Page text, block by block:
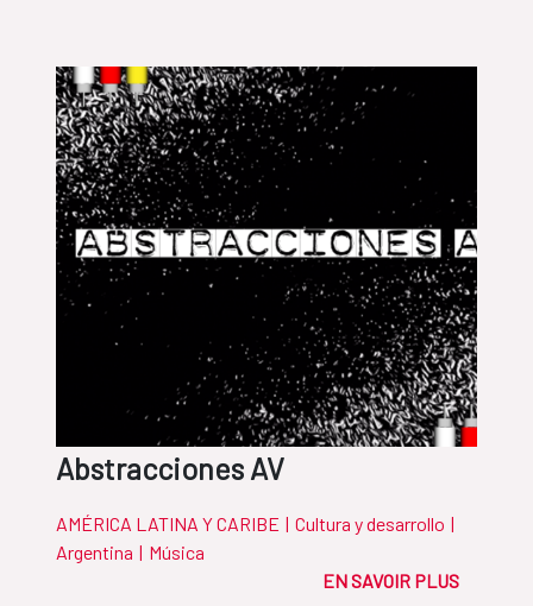
Abstracciones AV
AMÉRICA LATINA Y CARIBE | Cultura y desarrollo |
Argentina | Música
EN SAVOIR PLUS